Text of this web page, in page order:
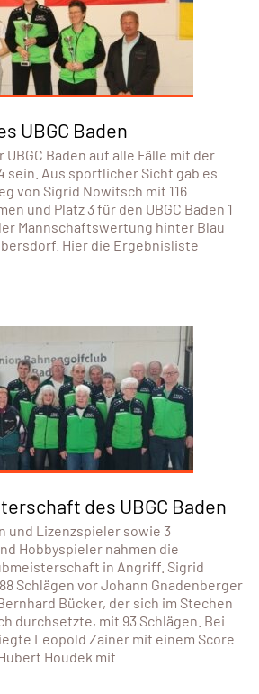
UBGC Baden
Baden auf alle Fälle mit der
sein. Aus sportlicher Sicht gab es
von Sigrid Nowitsch mit 116
und Platz 3 für den UBGC Baden 1
Mannschaftswertung hinter Blau
Hier die Ergebnisliste
des UBGC Baden
und Lizenzspieler sowie 3
Hobbyspieler nahmen die
in Angriff. Sigrid
Schlägen vor Johann Gnadenberger
Bücker, der sich im Stechen
durchsetzte, mit 93 Schlägen. Bei
Leopold Zainer mit einem Score
Houdek mit